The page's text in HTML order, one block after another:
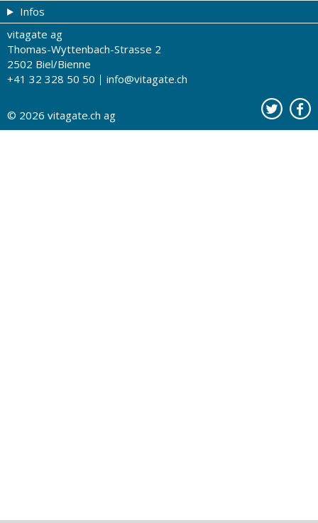
Themen von A-Z
Therapien von A-Z
Gesundheit zum Hören
Gesundheitstests
Gutscheine
Drogistenstern
Drogeriesuche
Partner-Drogerien
Kontakt
Infos
Impressum
Über uns
Nutzungsbestimmungen
Werbung auf vitagate.ch
vitagate ag
Thomas-Wyttenbach-Strasse 2
2502 Biel/Bienne
+41 32 328 50 50
info@vitagate.ch
© 2026 vitagate.ch ag